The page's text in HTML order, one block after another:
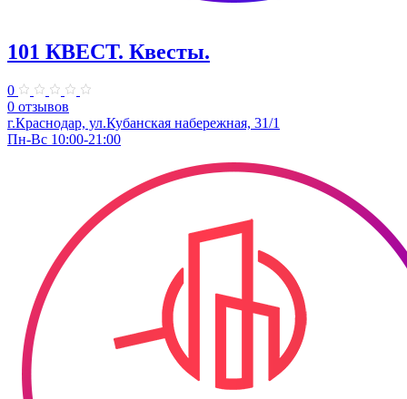
101 КВЕСТ. Квесты.
0
0 отзывов
​г.Краснодар, ул.Кубанская набережная, 31/1
Пн-Вс 10:00-21:00